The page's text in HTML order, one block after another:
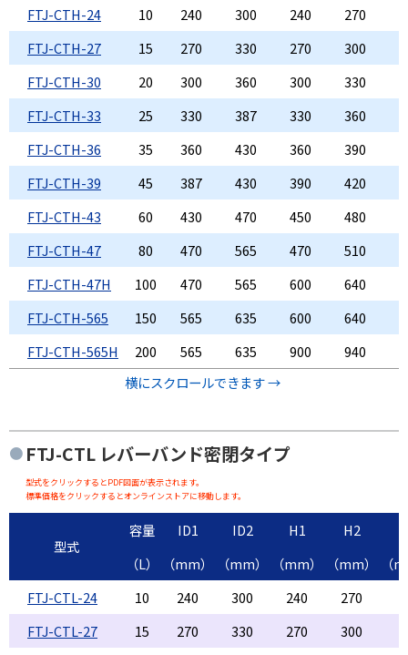
FTJ-CTH-24
10 240 300 240 270
FTJ-CTH-27
15 270 330 270 300
FTJ-CTH-30
20 300 360 300 330
FTJ-CTH-33
25 330 387 330 360
FTJ-CTH-36
35 360 430 360 390
FTJ-CTH-39
45 387 430 390 420
FTJ-CTH-43
60 430 470 450 480
FTJ-CTH-47
80 470 565 470 510
FTJ-CTH-47H
100 470 565 600 640
FTJ-CTH-565
150 565 635 600 640
FTJ-CTH-565H
200 565 635 900 940
横にスクロールできます →
FTJ-CTL レバーバンド密閉タイプ
型式をクリックするとPDF図面が表示されます。
標準価格をクリックするとオンラインストアに移動します。
型式
容量 ID1 ID2 H1 H2
（L）
（mm） （mm） （mm） （mm）
（
FTJ-CTL-24
10 240 300 240 270
FTJ-CTL-27
15 270 330 270 300